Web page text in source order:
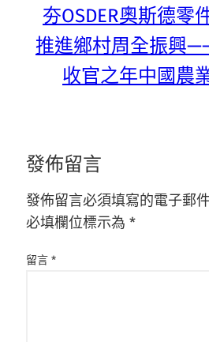
夯OSDER奧斯德零
推進鄉村周全振興
收官之年中國農
發佈留言
發佈留言必須填寫的電子郵
必填欄位標示為 *
留言 *